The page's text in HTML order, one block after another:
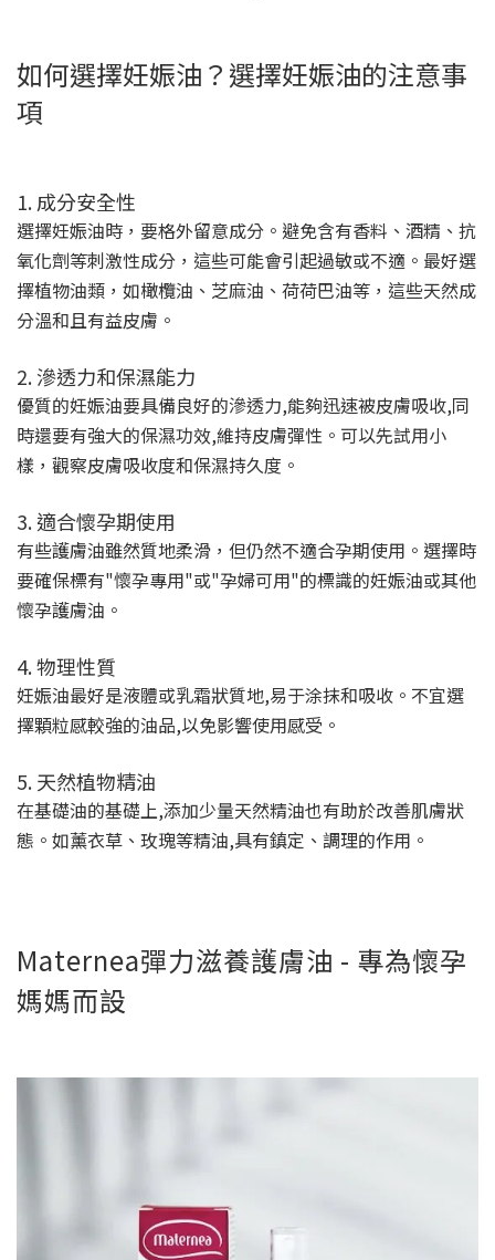
如何選擇妊娠油？選擇妊娠油的注意事
項
1. 成分安全性
選擇妊娠油時，要格外留意成分。避免含有香料、酒精、抗
氧化劑等刺激性成分，這些可能會引起過敏或不適。最好選
擇植物油類，如橄欖油、芝麻油、荷荷巴油等，這些天然成
分溫和且有益皮膚。
2. 滲透力和保濕能力
優質的妊娠油要具備良好的滲透力,能夠迅速被皮膚吸收,同
時還要有強大的保濕功效,維持皮膚彈性。可以先試用小
樣，觀察皮膚吸收度和保濕持久度。
3. 適合懷孕期使用
有些護膚油雖然質地柔滑，但仍然不適合孕期使用。選擇時
要確保標有"懷孕專用"或"孕婦可用"的標識的妊娠油或其他
懷孕護膚油。
4. 物理性質
妊娠油最好是液體或乳霜狀質地,易于涂抹和吸收。不宜選
擇顆粒感較強的油品,以免影響使用感受。
5. 天然植物精油
在基礎油的基礎上,添加少量天然精油也有助於改善肌膚狀
態。如薰衣草、玫瑰等精油,具有鎮定、調理的作用。
Maternea彈力滋養護膚油 - 專為懷孕
媽媽而設